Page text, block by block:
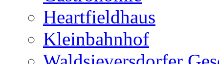
Heartfieldhaus
Kleinbahnhof